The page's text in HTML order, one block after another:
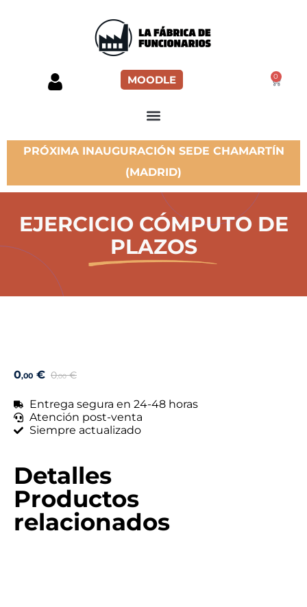
MOODLE 0
PRÓXIMA INAUGURACIÓN SEDE CHAMARTÍN
(MADRID)
EJERCICIO CÓMPUTO DE
PLAZOS
0,00 € 0,00 €
Entrega segura en 24-48 horas
Atención post-venta
Siempre actualizado
Detalles
Productos
relacionados